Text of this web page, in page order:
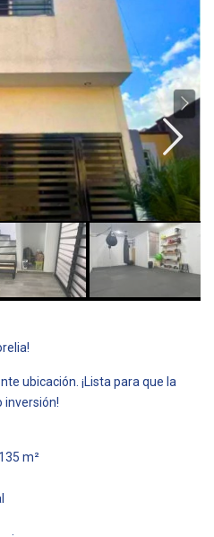
ubicación. ¡Lista para que la
inversión!
m²